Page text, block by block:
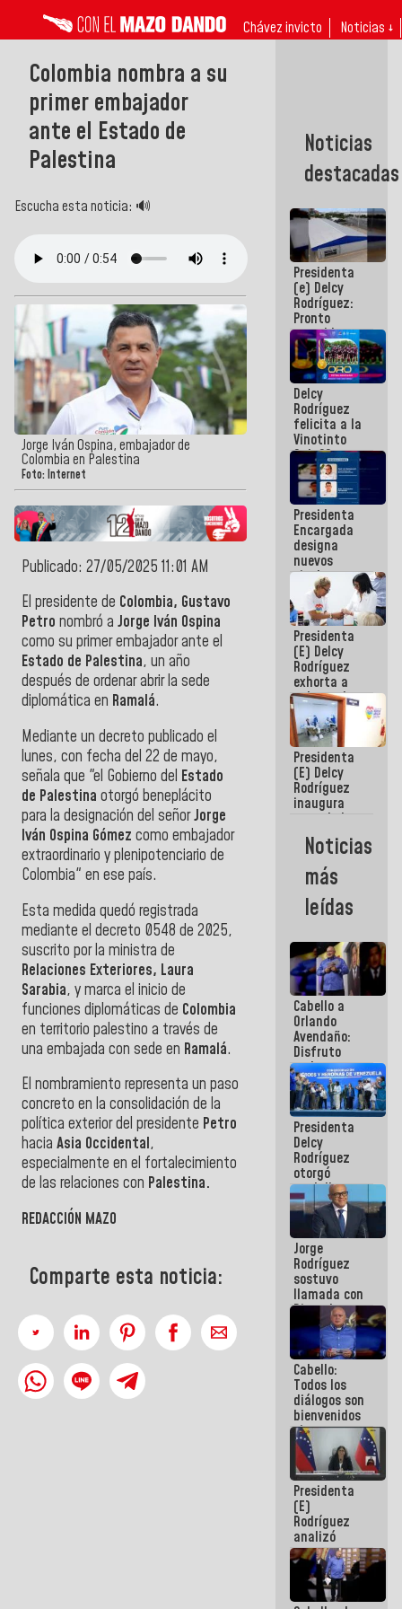
Chávez invicto Noticias ↓
Colombia nombra a su
primer embajador
ante el Estado de
Palestina
Escucha esta noticia: 🔊
Jorge Iván Ospina, embajador de
Colombia en Palestina
Foto: Internet
Publicado: 27/05/2025 11:01 AM
El presidente de Colombia, Gustavo
Petro nombró a Jorge Iván Ospina
como su primer embajador ante el
Estado de Palestina, un año
después de ordenar abrir la sede
diplomática en Ramalá.
Mediante un decreto publicado el
lunes, con fecha del 22 de mayo,
señala que "el Gobierno del Estado
de Palestina otorgó beneplácito
para la designación del señorJorge
Iván Ospina Gómez como embajador
extraordinario y plenipotenciario de
Colombia" en ese país.
Esta medida quedó registrada
mediante el decreto 0548 de 2025,
suscrito por la ministra de
Relaciones Exteriores, Laura
Sarabia, y marca el inicio de
funciones diplomáticas de Colombia
en territorio palestino a través de
una embajada con sede en Ramalá.
El nombramiento representa un paso
concreto en la consolidación de la
política exterior del presidente Petro
hacia Asia Occidental,
especialmente en el fortalecimiento
de las relaciones con Palestina.
REDACCIÓN MAZO
Comparte esta noticia:
Noticias
destacadas
Presidenta
(e) Delcy
Rodríguez:
Pronto
restableceremos
las
operaciones
en el
Aeropuerto
Internacional
de
Maiquetía
Delcy
Rodríguez
felicita a la
Vinotinto
Sub 20
campeona
frente
México Sub
23 en los
Centroamericanos
Presidenta
Encargada
designa
nuevos
titulares en
Viceministerio
de Energía
Eléctrica y
CORPOELEC
Presidenta
(E) Delcy
Rodríguez
exhorta a
gobernadores
y alcaldes a
edificar
casas para
abuelos
Presidenta
(E) Delcy
Rodríguez
inaugura
casa de los
Abuelos
Primavera
en Caracas
Noticias
más
leídas
Cabello a
Orlando
Avendaño:
Disfruto
cada vez
que escribes
porque lo
que haces
es
embarrarla
Presidenta
Delcy
Rodríguez
otorgó
medalla
"Héroe de
Venezuela"
a servidores
públicos
Jorge
Rodríguez
sostuvo
llamada con
Dinorah
Figuera y
acuerdan
primer
encuentro
presencial
para el
diálogo
Cabello:
Todos los
diálogos son
bienvenidos
siempre que
estén en el
marco de la
Constitución
de la
República
Presidenta
(E)
Rodríguez
analizó
junto a
gobernadores
planes de
recuperación